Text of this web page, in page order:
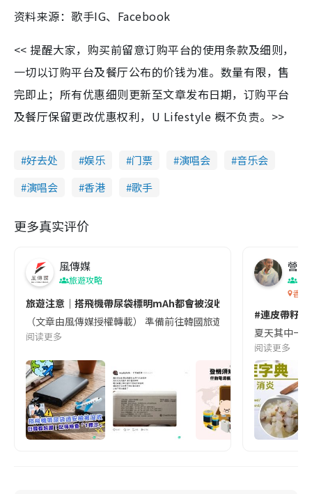
资料来源：歌手IG、Facebook
<< 提醒大家，购买前留意订购平台的使用条款及细则，
一切以订购平台及餐厅公布的价钱为准。数量有限，售
完即止；所有优惠细则更新至文章发布日期，订购平台
及餐厅保留更改优惠权利，U Lifestyle 概不负责。>>
好去处 娱乐 门票 演唱会
音乐会
演唱会
香港 歌手
更多真实评价
風傳媒
旅遊攻略
旅遊注意｜搭飛機帶尿袋標明mAh都會被沒收😱出發前切記檢查
（文章由風傳媒授權轉載） 準備前往韓國旅遊的民眾，近期要
阅读更多
營養
香港
#連皮帶籽
夏天其中一
阅读更多